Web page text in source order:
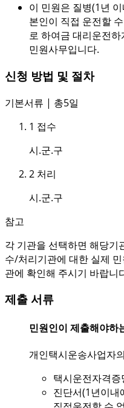
이 민원은 질병(1년
본인이 직접 운전할
로 하여금 대리운전
민원사무입니다.
신청 방법 및 절차
기본서류 | 총5일
1 접수
시.군.구
2 처리
시.군.구
참고
각 기관을 선택하면 해당기
수/처리기관에 대한 실제
관에 확인해 주시기 바랍니
제출 서류
민원인이 제출해야하
개인택시운송사업자
택시운전자격증
진단서(1년이내